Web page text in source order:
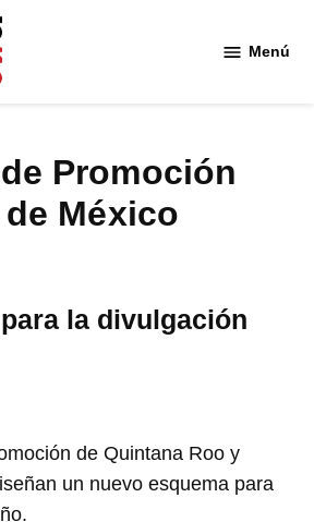
Menú
México
la divulgación
de Quintana Roo y
un nuevo esquema para